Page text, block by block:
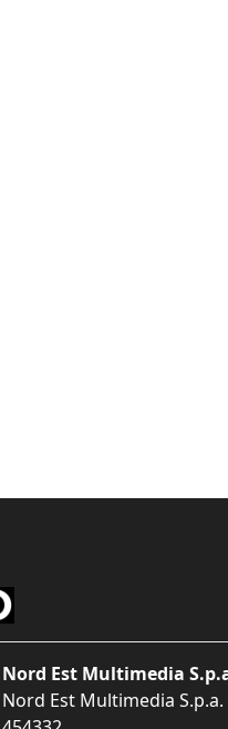
Nord Est Multimedia
Nord Est Multimedia S.p.a.